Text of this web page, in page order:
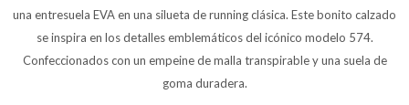
una entresuela EVA en una silueta de running clásica. Este bonito calzado
se inspira en los detalles emblemáticos del icónico modelo 574.
Confeccionados con un empeine de malla transpirable y una suela de
goma duradera.